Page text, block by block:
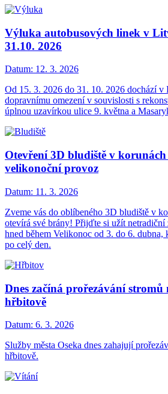
Výluka autobusových linek v
31.10. 2026
Datum: 12. 3. 2026
Od 15. 3. 2026 do 31. 10. 2026 dochází
dopravnímu omezení v souvislosti s
úplnou uzavírkou ulice 9. května a
Otevření 3D bludiště v
velikonoční provoz
Datum: 11. 3. 2026
Zveme vás do oblíbeného 3D bludiště v
otevírá své brány! Přijďte si užít netradiční
hned během Velikonoc od 3. do 6. dubna,
po celý den.
Dnes začíná prořezávání stromů
hřbitově
Datum: 6. 3. 2026
Služby města Oseka dnes zahajují
hřbitově.